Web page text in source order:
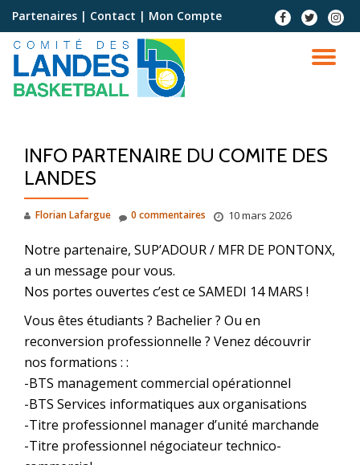
Aller
contenu
Partenaires | Contact | Mon Compte
INFO PARTENAIRE DU COMITE DES
LANDES
Florian Lafargue 10 mars 2026
0 commentaires
Notre partenaire, SUP’ADOUR / MFR DE PONTONX,
a un message pour vous.
Nos portes ouvertes c’est ce SAMEDI 14 MARS !
Vous êtes étudiants ? Bachelier ? Ou en
reconversion professionnelle ? Venez découvrir
nos formations : :
-BTS management commercial opérationnel
-BTS Services informatiques aux organisations
-Titre professionnel manager d’unité marchande
-Titre professionnel négociateur technico-